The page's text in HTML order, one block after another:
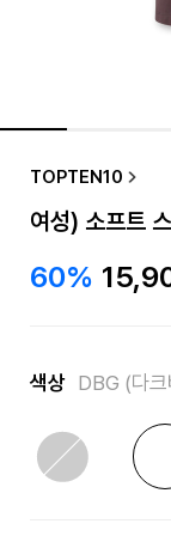
TOPTEN10
여성) 소프트
60%
색상 DBG (다크